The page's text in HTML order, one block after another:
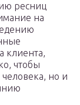
ресниц
на
клиента,
чтобы
но и